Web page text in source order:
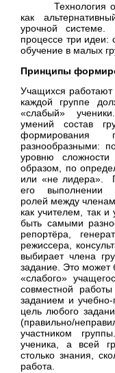
Технология
как
урочной
процессе три идеи:
обучение в малых
Принципы
Учащихся
каждой группе
«слабый»
умений состав
разнообразными:
уровню
образом, по
или «не лидера».
его выполнении
ролей между
как учителем, так
быть самыми
репортёра,
режиссера,
выбирает члена
задание. Это может
«слабого»
совместной
заданием и учебно-
цель любого
(правильно/
участником
ученика, а всей
столько знания,
работа.